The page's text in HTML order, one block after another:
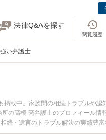
法律Q&Aを探す
閲覧履歴
い弁護士
載中。家族間の相続トラブルや認
の高橋 亮弁護士のプロフィール情
続・遺言のトラブル解決の実績豊
におすすめです。